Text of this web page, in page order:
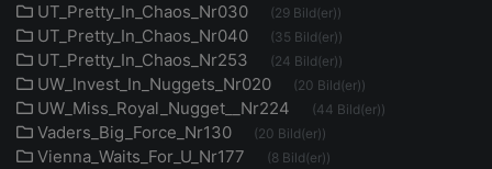
UT_Pretty_In_Chaos_Nr030 (29 Bild(er))
UT_Pretty_In_Chaos_Nr040 (35 Bild(er))
UT_Pretty_In_Chaos_Nr253 (24 Bild(er))
UW_Invest_In_Nuggets_Nr020 (20 Bild(er))
UW_Miss_Royal_Nugget__Nr224 (44 Bild(er))
Vaders_Big_Force_Nr130 (20 Bild(er))
Vienna_Waits_For_U_Nr177 (8 Bild(er))